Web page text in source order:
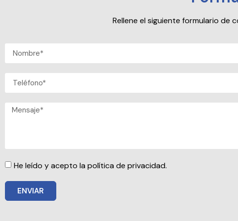
Rellene el siguiente formulario de
He leído y acepto la política de privacidad.
ENVIAR